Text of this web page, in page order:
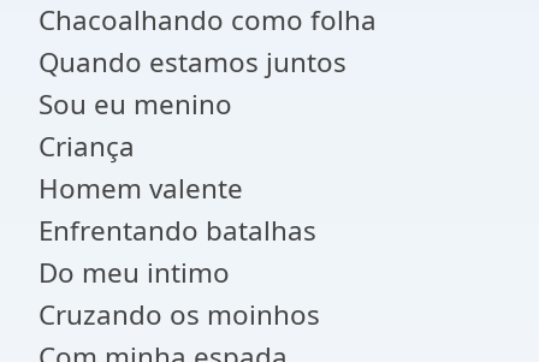
Chacoalhando como folha
Quando estamos juntos
Sou eu menino
Criança
Homem valente
Enfrentando batalhas
Do meu intimo
Cruzando os moinhos